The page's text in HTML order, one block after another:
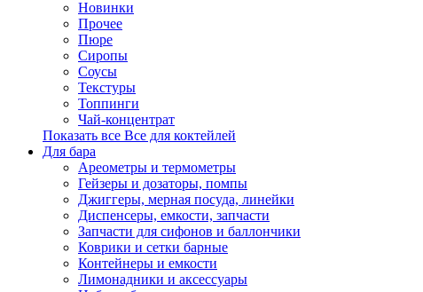
Новинки
Прочее
Пюре
Сиропы
Соусы
Текстуры
Топпинги
Чай-концентрат
Показать все Все для коктейлей
Для бара
Ареометры и термометры
Гейзеры и дозаторы, помпы
Джиггеры, мерная посуда, линейки
Диспенсеры, емкости, запчасти
Запчасти для сифонов и баллончики
Коврики и сетки барные
Контейнеры и емкости
Лимонадники и аксессуары